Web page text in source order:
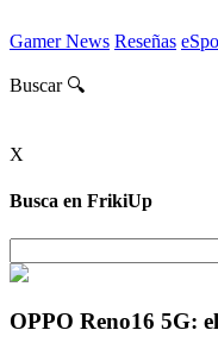
Gamer News Reseñas
Buscar 🔍
X
Busca en FrikiUp
OPPO Reno16 5G: